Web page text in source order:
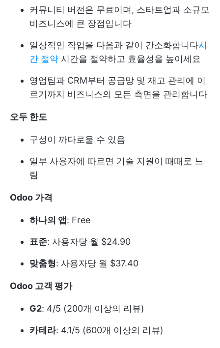
커뮤니티 버전은 무료이며, 스타트업과 소규모
비즈니스에 큰 장점입니다
일상적인 작업을 다음과 같이 간소화합니다시
간 절약 시간을 절약하고 효율성을 높이세요
영업팀과 CRM부터 공급망 및 재고 관리에 이
르기까지 비즈니스의 모든 측면을 관리합니다
오두 한도
구성이 까다로울 수 있음
일부 사용자에 따르면 기술 지원이 때때로 느
림
Odoo 가격
하나의 앱 : Free
표준: 사용자당 월 $24.90
맞춤형: 사용자당 월 $37.40
Odoo 고객 평가
G2: 4/5 (200개 이상의 리뷰)
카테라: 4.1/5 (600개 이상의 리뷰)